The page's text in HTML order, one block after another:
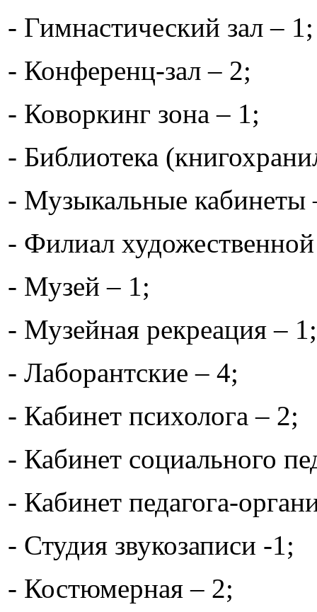
- Гимнастический зал – 1;
- Конференц-зал – 2;
- Коворкинг зона – 1;
- Библиотека
- Музыкальные кабинеты
- Филиал
- Музей – 1;
- Музейная рекреация – 1;
- Лаборантские – 4;
- Кабинет психолога – 2;
- Кабинет социального
- Кабинет педагога-
- Студия звукозаписи -1;
- Костюмерная – 2;